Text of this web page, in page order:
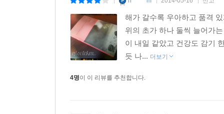
해가 갈수록 우아하고 품격
위의 초가 하나 둘씩 늘어가
이 내일 같았고 건강도 감기
듯 나... 더보기
4명이 이 리뷰를 추천합니다.